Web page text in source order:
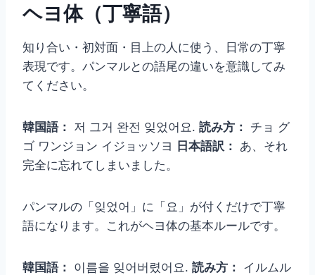
ヘヨ体（丁寧語）
知り合い・初対面・目上の人に使う、日常の丁寧
表現です。パンマルとの語尾の違いを意識してみ
てください。
韓国語： 저 그거 완전 잊었어요. 読み方： チョ グ
ゴ ワンジョン イジョッソヨ 日本語訳： あ、それ
完全に忘れてしまいました。
パンマルの「잊었어」に「요」が付くだけで丁寧
語になります。これがヘヨ体の基本ルールです。
韓国語： 이름을 잊어버렸어요. 読み方： イルムル